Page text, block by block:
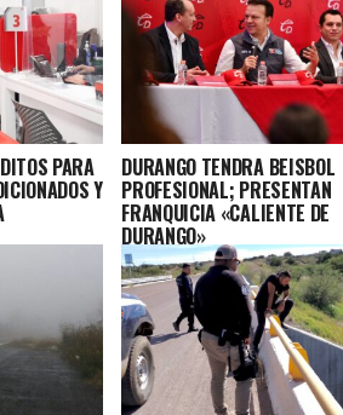
PARA
Y
DURANGO TENDRA BEISBOL
PROFESIONAL; PRESENTAN
FRANQUICIA «CALIENTE DE
DURANGO»